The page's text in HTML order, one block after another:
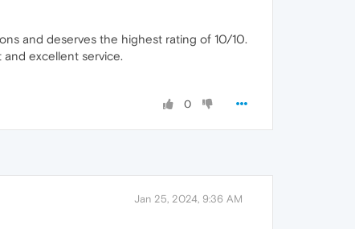
and deserves the highest rating of 10/10.
excellent service.
0
Jan 25, 2024, 9:36 AM